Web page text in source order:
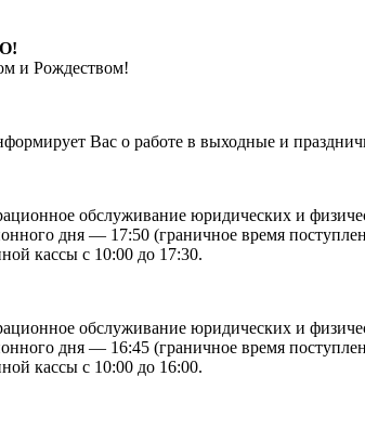
и Рождеством!
Вас о работе в выходные и
обслуживание юридических и
дня — 17:50 (граничное время
кассы с 10:00 до 17:30.
обслуживание юридических и
дня — 16:45 (граничное время
кассы с 10:00 до 16:00.